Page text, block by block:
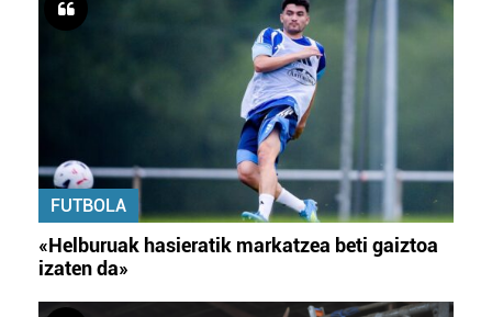
FUTBOLA
«Helburuak hasieratik markatzea beti gaiztoa
izaten da»